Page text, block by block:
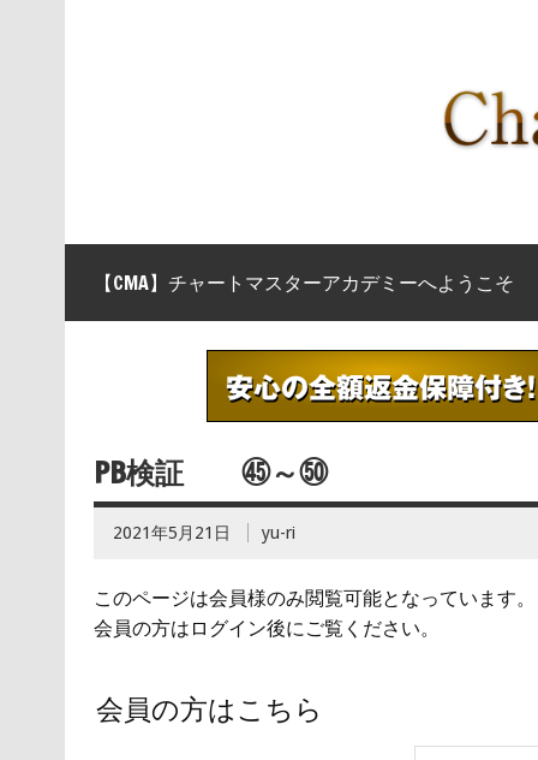
【CMA】チャートマスターアカデミーへようこそ
PB検証 ㊺～㊿
2021年5月21日 yu-ri
このページは会員様のみ閲覧可能となっています。
会員の方はログイン後にご覧ください。
会員の方はこちら